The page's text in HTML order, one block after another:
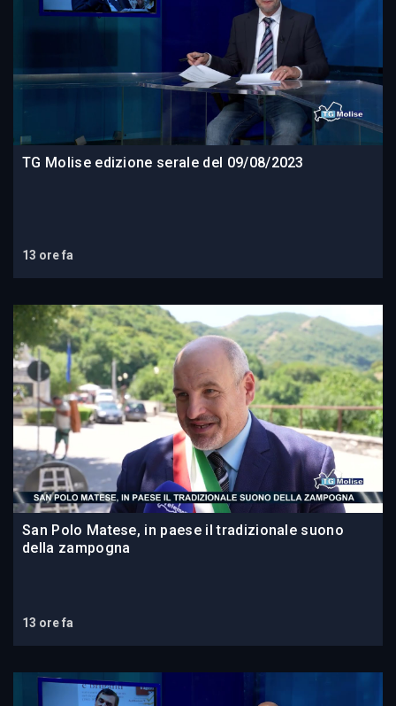
TG Molise edizione serale del 09/08/2023
13 ore fa
San Polo Matese, in paese il tradizionale suono
della zampogna
13 ore fa